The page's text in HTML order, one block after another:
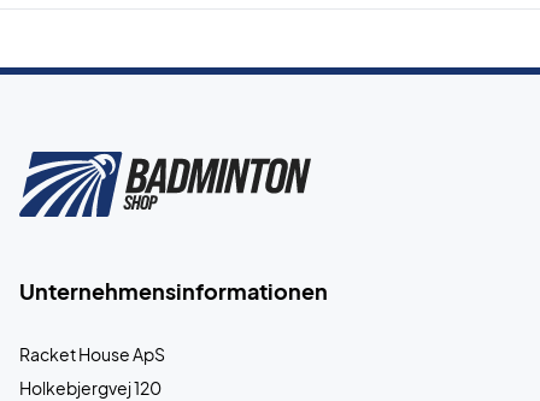
Unternehmensinformationen
Racket House ApS
Holkebjergvej 120